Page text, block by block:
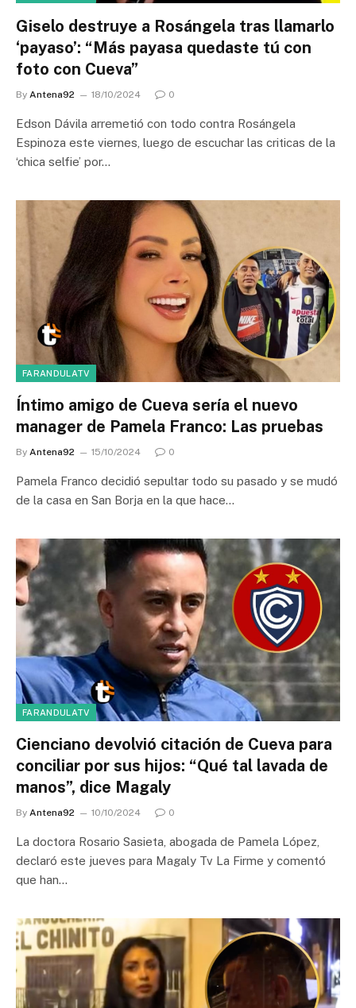
Giselo destruye a Rosángela tras llamarlo
‘payaso’: “Más payasa quedaste tú con
foto con Cueva”
By Antena92 18/10/2024 0
Edson Dávila arremetió con todo contra Rosángela
Espinoza este viernes, luego de escuchar las criticas de la
‘chica selfie’ por…
FARANDULATV
Íntimo amigo de Cueva sería el nuevo
manager de Pamela Franco: Las pruebas
By Antena92 15/10/2024 0
Pamela Franco decidió sepultar todo su pasado y se mudó
de la casa en San Borja en la que hace…
FARANDULATV
Cienciano devolvió citación de Cueva para
conciliar por sus hijos: “Qué tal lavada de
manos”, dice Magaly
By Antena92 10/10/2024 0
La doctora Rosario Sasieta, abogada de Pamela López,
declaró este jueves para Magaly Tv La Firme y comentó
que han…